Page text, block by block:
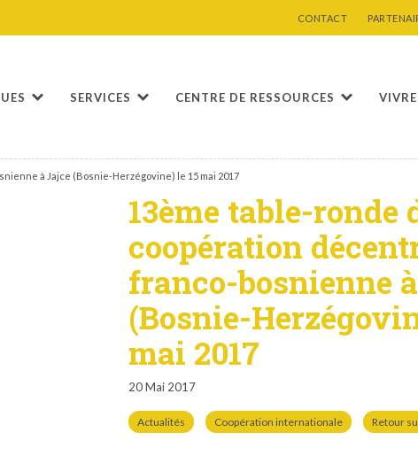
CONTACT
SERVICES CENTRE DE RESSOURCES
à Jajce (Bosnie-Herzégovine) le 15 mai 2017
13ème table-ronde
coopération
franco-bosnienne
(Bosnie-
mai 2017
20 Mai 2017
Actualités Coopération internationale Retour